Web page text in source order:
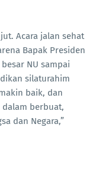
Acara jalan sehat
Bapak Presiden
NU sampai
silaturahim
baik, dan
berbuat,
dan Negara,”